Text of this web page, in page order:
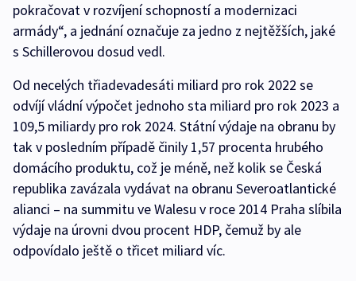
pokračovat v rozvíjení schopností a modernizaci
armády“, a jednání označuje za jedno z nejtěžších, jaké
s Schillerovou dosud vedl.
Od necelých třiadevadesáti miliard pro rok 2022 se
odvíjí vládní výpočet jednoho sta miliard pro rok 2023 a
109,5 miliardy pro rok 2024. Státní výdaje na obranu by
tak v posledním případě činily 1,57 procenta hrubého
domácího produktu, což je méně, než kolik se Česká
republika zavázala vydávat na obranu Severoatlantické
alianci – na summitu ve Walesu v roce 2014 Praha slíbila
výdaje na úrovni dvou procent HDP, čemuž by ale
odpovídalo ještě o třicet miliard víc.